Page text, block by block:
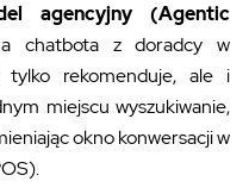
agencyjny (Agentic
chatbota z doradcy w
rekomenduje, ale i
miejscu wyszukiwanie,
okno konwersacji w